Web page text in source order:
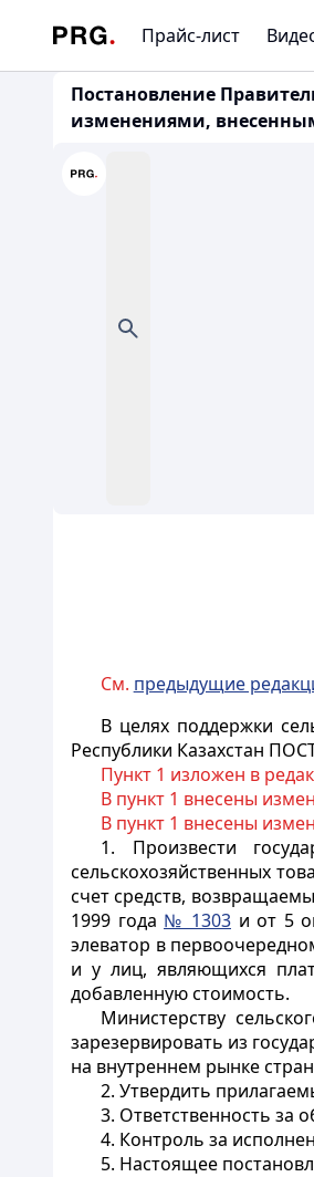
Прайс-лист
Постановление
изменениями,
См. предыдущие
В целях поддержки
Республики Казахстан
Пункт 1 изложен в
В пункт 1 внесены
В пункт 1 внесены
1. Произвести
сельскохозяйственных
счет средств,
1999 года № 1303 и от 5
элеватор в
и у лиц, являющихся
добавленную стоимость.
Министерству
зарезервировать из
на внутреннем рынке
2. Утвердить
3. Ответственность за
4. Контроль за
5. Настоящее